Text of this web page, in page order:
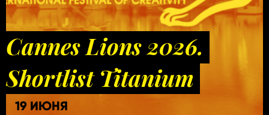
Cannes Lions 2026.
Shortlist Titanium
19 ИЮНЯ